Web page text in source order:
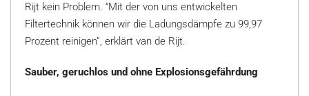
Rijt kein Problem. “Mit der von uns entwickelten
Filtertechnik können wir die Ladungsdämpfe zu 99,97
Prozent reinigen”, erklärt van de Rijt.
Sauber, geruchlos und ohne Explosionsgefährdung